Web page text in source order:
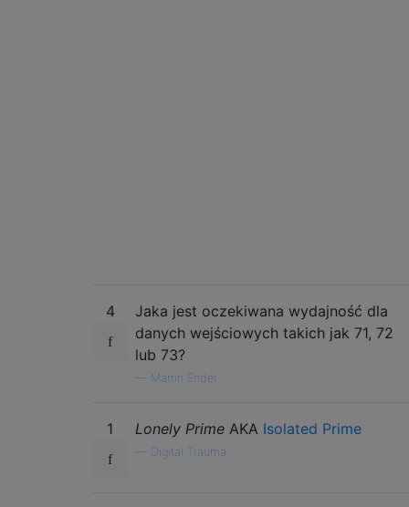
4
Jaka jest oczekiwana wydajność dla
danych wejściowych takich jak 71, 72
lub 73?
Martin Ender
1 Lonely Prime AKA Isolated Prime
Digital Trauma